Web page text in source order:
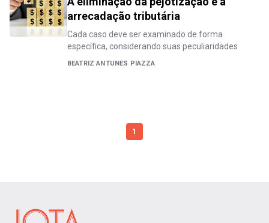
arrecadação tributária
Cada caso deve ser examinado de forma
específica, considerando suas peculiaridades
BEATRIZ ANTUNES PIAZZA
1